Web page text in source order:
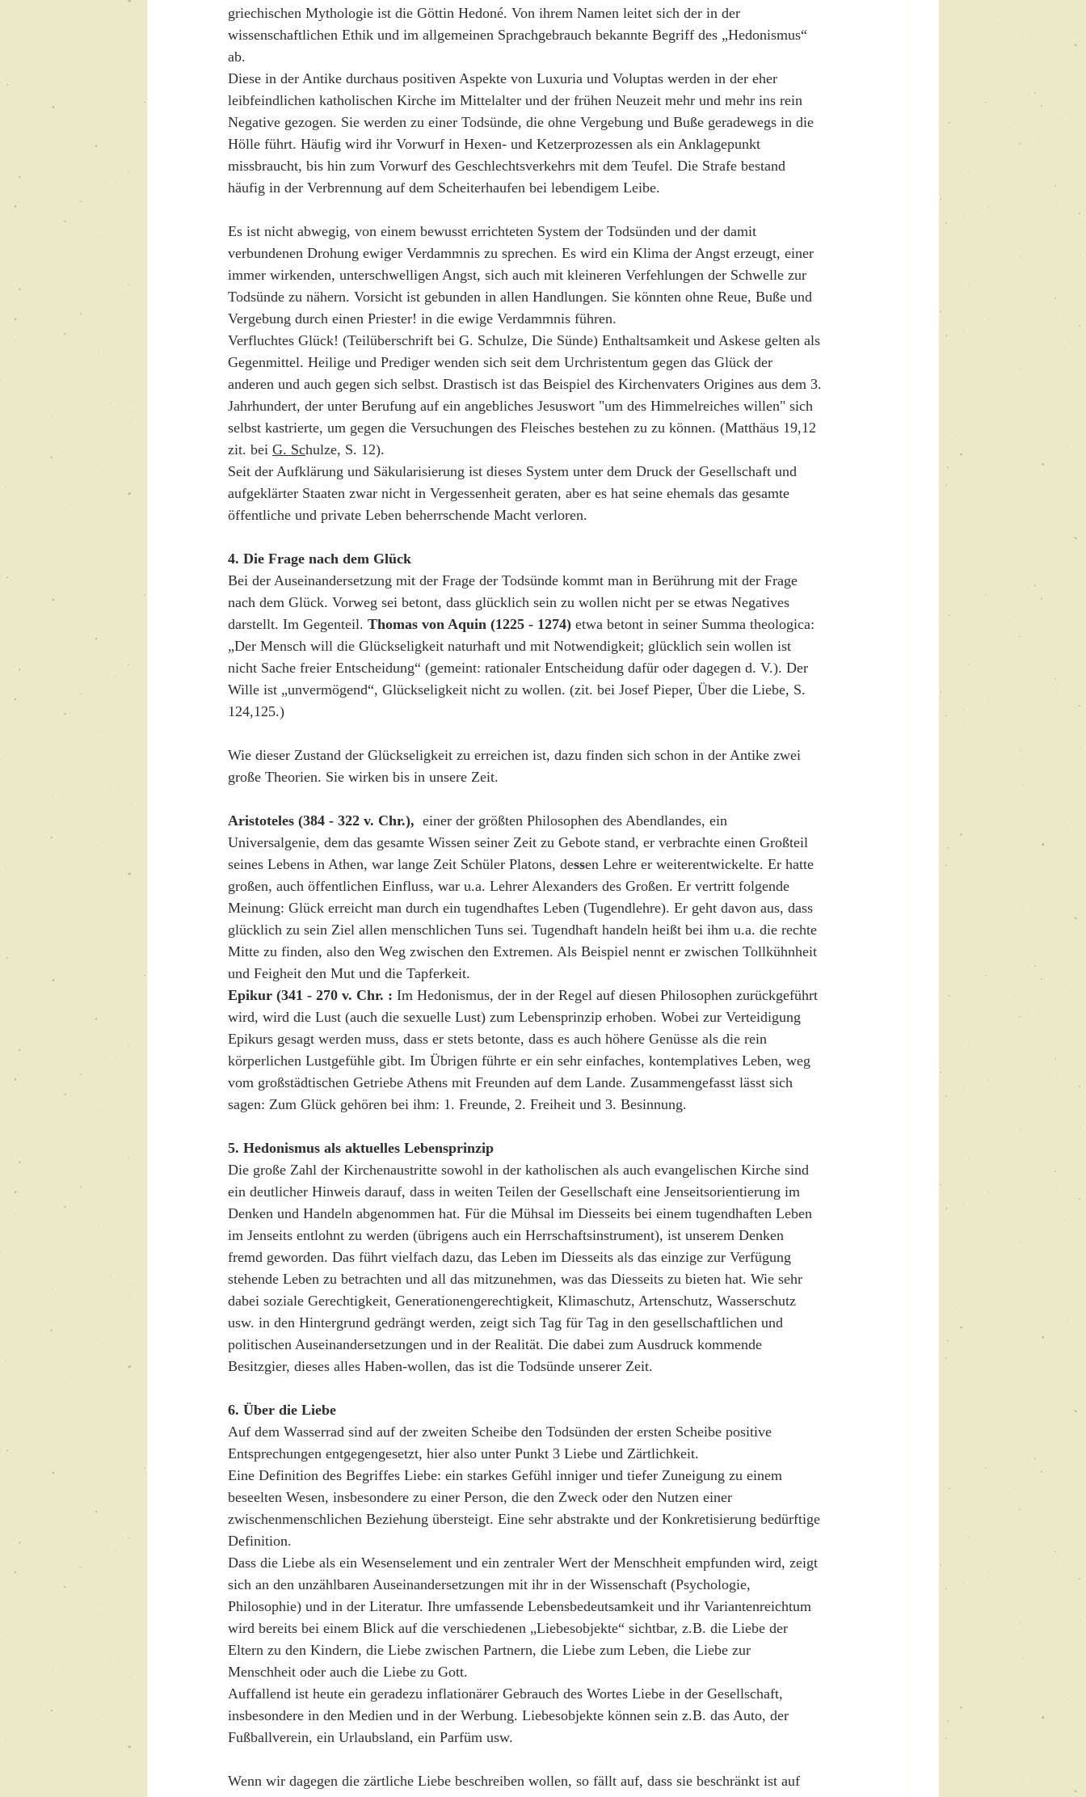
griechischen Mythologie ist die Göttin Hedoné. Von ihrem Namen leitet sich der in der
wissenschaftlichen Ethik und im allgemeinen Sprachgebrauch bekannte Begriff des „Hedonismus“
ab.
Diese in der Antike durchaus positiven Aspekte von Luxuria und Voluptas werden in der eher
leibfeindlichen katholischen Kirche im Mittelalter und der frühen Neuzeit mehr und mehr ins rein
Negative gezogen. Sie werden zu einer Todsünde, die ohne Vergebung und Buße geradewegs in die
Hölle führt. Häufig wird ihr Vorwurf in Hexen- und Ketzerprozessen als ein Anklagepunkt
missbraucht, bis hin zum Vorwurf des Geschlechtsverkehrs mit dem Teufel. Die Strafe bestand
häufig in der Verbrennung auf dem Scheiterhaufen bei lebendigem Leibe.
Es ist nicht abwegig, von einem bewusst errichteten System der Todsünden und der damit
verbundenen Drohung ewiger Verdammnis zu sprechen. Es wird ein Klima der Angst erzeugt, einer
immer wirkenden, unterschwelligen Angst, sich auch mit kleineren Verfehlungen der Schwelle zur
Todsünde zu nähern. Vorsicht ist gebunden in allen Handlungen. Sie könnten ohne Reue, Buße und
Vergebung durch einen Priester! in die ewige Verdammnis führen.
Verfluchtes Glück! (Teilüberschrift bei G. Schulze, Die Sünde) Enthaltsamkeit und Askese gelten als
Gegenmittel. Heilige und Prediger wenden sich seit dem Urchristentum gegen das Glück der
anderen und auch gegen sich selbst. Drastisch ist das Beispiel des Kirchenvaters Origines aus dem 3.
Jahrhundert, der unter Berufung auf ein angebliches Jesuswort "um des Himmelreiches willen" sich
selbst kastrierte, um gegen die Versuchungen des Fleisches bestehen zu zu können. (Matthäus 19,12
zit. bei G. Schulze, S. 12).
Seit der Aufklärung und Säkularisierung ist dieses System unter dem Druck der Gesellschaft und
aufgeklärter Staaten zwar nicht in Vergessenheit geraten, aber es hat seine ehemals das gesamte
öffentliche und private Leben beherrschende Macht verloren.
4. Die Frage nach dem Glück
Bei der Auseinandersetzung mit der Frage der Todsünde kommt man in Berührung mit der Frage
nach dem Glück. Vorweg sei betont, dass glücklich sein zu wollen nicht per se etwas Negatives
darstellt. Im Gegenteil. Thomas von Aquin (1225 - 1274) etwa betont in seiner Summa theologica:
„Der Mensch will die Glückseligkeit naturhaft und mit Notwendigkeit; glücklich sein wollen ist
nicht Sache freier Entscheidung“ (gemeint: rationaler Entscheidung dafür oder dagegen d. V.). Der
Wille ist „unvermögend“, Glückseligkeit nicht zu wollen. (zit. bei Josef Pieper, Über die Liebe, S.
124,125.)
Wie dieser Zustand der Glückseligkeit zu erreichen ist, dazu finden sich schon in der Antike zwei
große Theorien. Sie wirken bis in unsere Zeit.
Aristoteles (384 - 322 v. Chr.), einer der größten Philosophen des Abendlandes, ein
Universalgenie, dem das gesamte Wissen seiner Zeit zu Gebote stand, er verbrachte einen Großteil
seines Lebens in Athen, war lange Zeit Schüler Platons, dessen Lehre er weiterentwickelte. Er hatte
großen, auch öffentlichen Einfluss, war u.a. Lehrer Alexanders des Großen. Er vertritt folgende
Meinung: Glück erreicht man durch ein tugendhaftes Leben (Tugendlehre). Er geht davon aus, dass
glücklich zu sein Ziel allen menschlichen Tuns sei. Tugendhaft handeln heißt bei ihm u.a. die rechte
Mitte zu finden, also den Weg zwischen den Extremen. Als Beispiel nennt er zwischen Tollkühnheit
und Feigheit den Mut und die Tapferkeit.
Epikur (341 - 270 v. Chr. : Im Hedonismus, der in der Regel auf diesen Philosophen zurückgeführt
wird, wird die Lust (auch die sexuelle Lust) zum Lebensprinzip erhoben. Wobei zur Verteidigung
Epikurs gesagt werden muss, dass er stets betonte, dass es auch höhere Genüsse als die rein
körperlichen Lustgefühle gibt. Im Übrigen führte er ein sehr einfaches, kontemplatives Leben, weg
vom großstädtischen Getriebe Athens mit Freunden auf dem Lande. Zusammengefasst lässt sich
sagen: Zum Glück gehören bei ihm: 1. Freunde, 2. Freiheit und 3. Besinnung.
5. Hedonismus als aktuelles Lebensprinzip
Die große Zahl der Kirchenaustritte sowohl in der katholischen als auch evangelischen Kirche sind
ein deutlicher Hinweis darauf, dass in weiten Teilen der Gesellschaft eine Jenseitsorientierung im
Denken und Handeln abgenommen hat. Für die Mühsal im Diesseits bei einem tugendhaften Leben
im Jenseits entlohnt zu werden (übrigens auch ein Herrschaftsinstrument), ist unserem Denken
fremd geworden. Das führt vielfach dazu, das Leben im Diesseits als das einzige zur Verfügung
stehende Leben zu betrachten und all das mitzunehmen, was das Diesseits zu bieten hat. Wie sehr
dabei soziale Gerechtigkeit, Generationengerechtigkeit, Klimaschutz, Artenschutz, Wasserschutz
usw. in den Hintergrund gedrängt werden, zeigt sich Tag für Tag in den gesellschaftlichen und
politischen Auseinandersetzungen und in der Realität. Die dabei zum Ausdruck kommende
Besitzgier, dieses alles Haben-wollen, das ist die Todsünde unserer Zeit.
6. Über die Liebe
Auf dem Wasserrad sind auf der zweiten Scheibe den Todsünden der ersten Scheibe positive
Entsprechungen entgegengesetzt, hier also unter Punkt 3 Liebe und Zärtlichkeit.
Eine Definition des Begriffes Liebe: ein starkes Gefühl inniger und tiefer Zuneigung zu einem
beseelten Wesen, insbesondere zu einer Person, die den Zweck oder den Nutzen einer
zwischenmenschlichen Beziehung übersteigt. Eine sehr abstrakte und der Konkretisierung bedürftige
Definition.
Dass die Liebe als ein Wesenselement und ein zentraler Wert der Menschheit empfunden wird, zeigt
sich an den unzählbaren Auseinandersetzungen mit ihr in der Wissenschaft (Psychologie,
Philosophie) und in der Literatur. Ihre umfassende Lebensbedeutsamkeit und ihr Variantenreichtum
wird bereits bei einem Blick auf die verschiedenen „Liebesobjekte“ sichtbar, z.B. die Liebe der
Eltern zu den Kindern, die Liebe zwischen Partnern, die Liebe zum Leben, die Liebe zur
Menschheit oder auch die Liebe zu Gott.
Auffallend ist heute ein geradezu inflationärer Gebrauch des Wortes Liebe in der Gesellschaft,
insbesondere in den Medien und in der Werbung. Liebesobjekte können sein z.B. das Auto, der
Fußballverein, ein Urlaubsland, ein Parfüm usw.
Wenn wir dagegen die zärtliche Liebe beschreiben wollen, so fällt auf, dass sie beschränkt ist auf